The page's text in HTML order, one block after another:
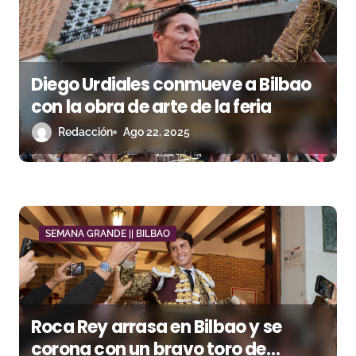
a
s
Diego Urdiales conmueve a Bilbao
con la obra de arte de la feria
Redacción Ago 22, 2025
SEMANA GRANDE || BILBAO
Roca Rey arrasa en Bilbao y se
corona con un bravo toro de